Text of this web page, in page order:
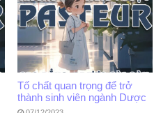
Tố chất quan trọng để trở
thành sinh viên ngành Dược